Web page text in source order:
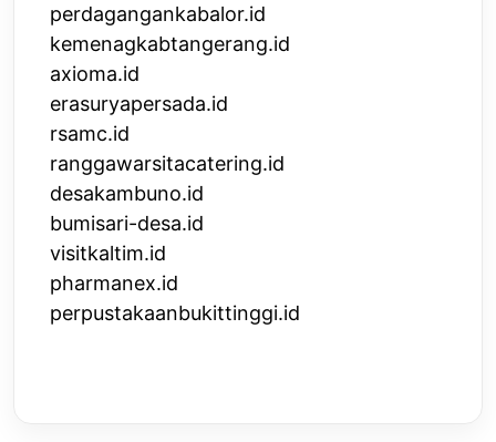
perdagangankabalor.id
kemenagkabtangerang.id
axioma.id
erasuryapersada.id
rsamc.id
ranggawarsitacatering.id
desakambuno.id
bumisari-desa.id
visitkaltim.id
pharmanex.id
perpustakaanbukittinggi.id